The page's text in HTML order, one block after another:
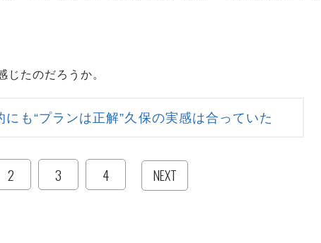
たのだろうか。
も“プランは正解”久保の実感は合っていた
2 3 4 NEXT